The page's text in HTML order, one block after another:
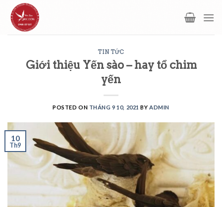
Skip
content
TIN TỨC
Giới thiệu Yến sào – hay tổ chim
yến
POSTED ON THÁNG 9 10, 2021 BY ADMIN
10
Th9